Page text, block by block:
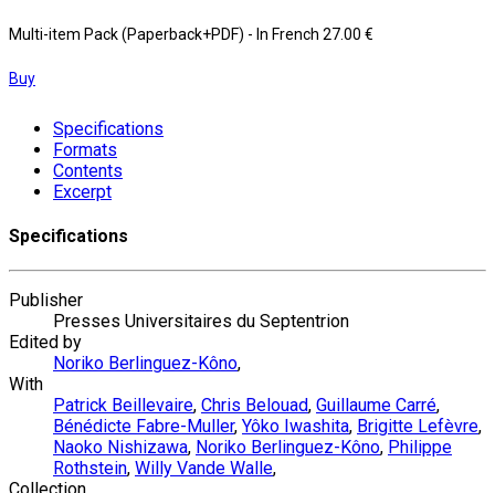
Multi-item Pack (Paperback+PDF) - In French 27.00 €
Buy
Specifications
Formats
Contents
Excerpt
Specifications
Publisher
Presses Universitaires du Septentrion
Edited by
Noriko Berlinguez-Kôno,
With
Patrick Beillevaire, Chris Belouad, Guillaume Carré,
Bénédicte Fabre-Muller, Yôko Iwashita, Brigitte Lefèvre,
Naoko Nishizawa, Noriko Berlinguez-Kôno, Philippe
Rothstein, Willy Vande Walle,